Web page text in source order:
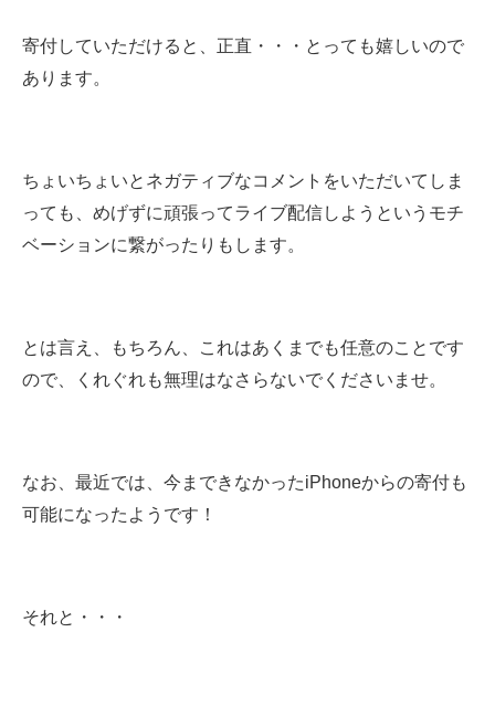
寄付していただけると、正直・・・とっても嬉しいので
あります。
ちょいちょいとネガティブなコメントをいただいてしま
っても、めげずに頑張ってライブ配信しようというモチ
ベーションに繋がったりもします。
とは言え、もちろん、これはあくまでも任意のことです
ので、くれぐれも無理はなさらないでくださいませ。
なお、最近では、今まできなかったiPhoneからの寄付も
可能になったようです！
それと・・・